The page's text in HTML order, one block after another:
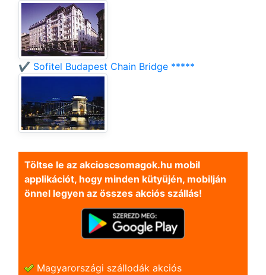
✔️ Sofitel Budapest Chain Bridge *****
Töltse le az akcioscsomagok.hu mobil
applikációt, hogy minden kütyüjén, mobilján
önnel legyen az összes akciós szállás!
Magyarországi szállodák akciós